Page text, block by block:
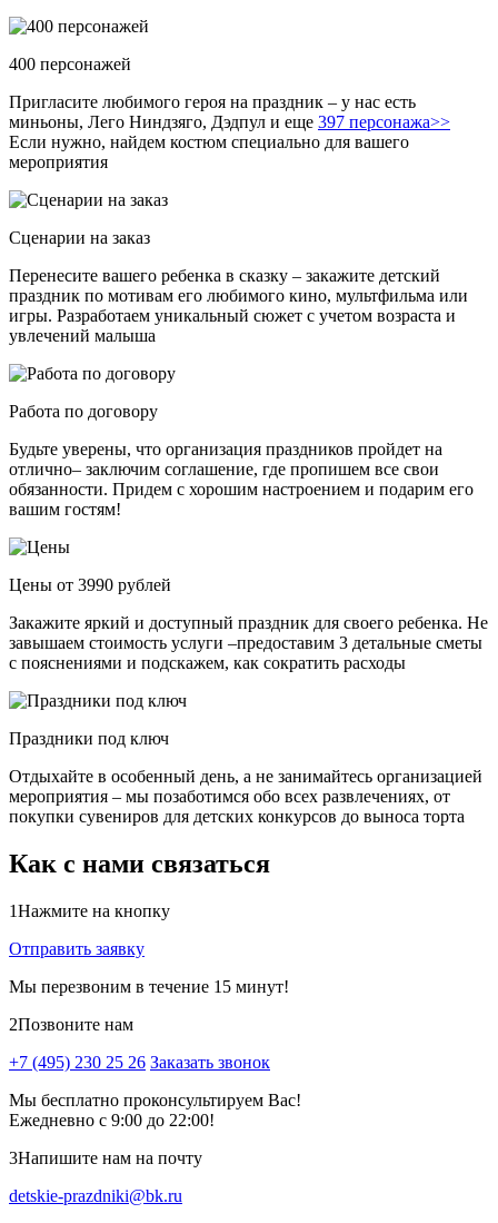
400 персонажей
Пригласите любимого героя на праздник – у нас есть
миньоны, Лего Ниндзяго, Дэдпул и еще 397 персонажа>>
Если нужно, найдем костюм специально для вашего
мероприятия
Сценарии на заказ
Перенесите вашего ребенка в сказку – закажите детский
праздник по мотивам его любимого кино, мультфильма или
игры. Разработаем уникальный сюжет с учетом возраста и
увлечений малыша
Работа по договору
Будьте уверены, что организация праздников пройдет на
отлично– заключим соглашение, где пропишем все свои
обязанности. Придем с хорошим настроением и подарим его
вашим гостям!
Цены от 3990 рублей
Закажите яркий и доступный праздник для своего ребенка. Не
завышаем стоимость услуги –предоставим 3 детальные сметы
с пояснениями и подскажем, как сократить расходы
Праздники под ключ
Отдыхайте в особенный день, а не занимайтесь организацией
мероприятия – мы позаботимся обо всех развлечениях, от
покупки сувениров для детских конкурсов до выноса торта
Как с нами связаться
1Нажмите на кнопку
Отправить заявку
Мы перезвоним в течение 15 минут!
2Позвоните нам
+7 (495) 230 25 26 Заказать звонок
Мы бесплатно проконсультируем Вас!
Ежедневно с 9:00 до 22:00!
3Напишите нам на почту
detskie-prazdniki@bk.ru